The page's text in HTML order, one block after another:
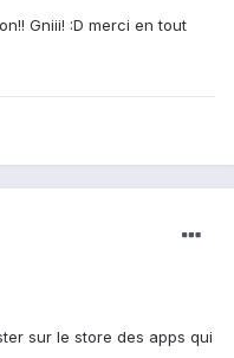
Gniii! :D merci en tout
sur le store des apps qui